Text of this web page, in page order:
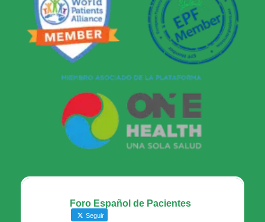
Foro Español de Pacientes
Seguir